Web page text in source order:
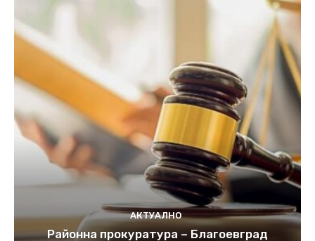
АКТУАЛНО
Районна прокуратура – Благоевград